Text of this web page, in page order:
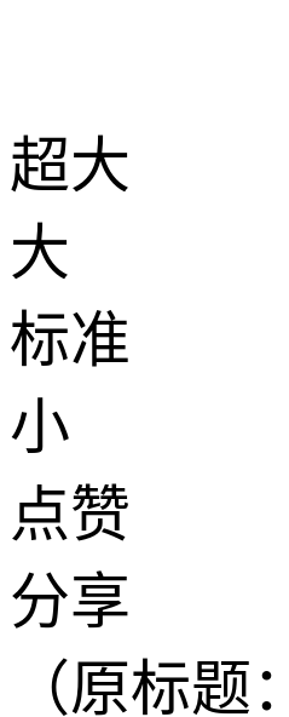
超大
大
标准
小
点赞
分享
（原标